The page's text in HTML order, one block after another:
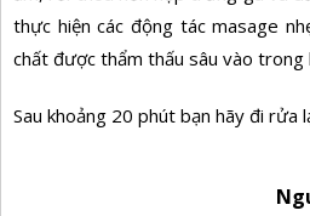
thực hiện các động tác masage
chất được thẩm thấu sâu vào trong
Sau khoảng 20 phút bạn hãy đi rửa